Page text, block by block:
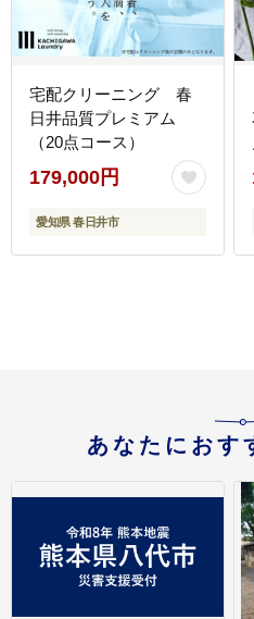
宅配クリーニング 春
日井品質プレミアム
（20点コース）
179,000円
愛知県 春日井市
あなたにおす